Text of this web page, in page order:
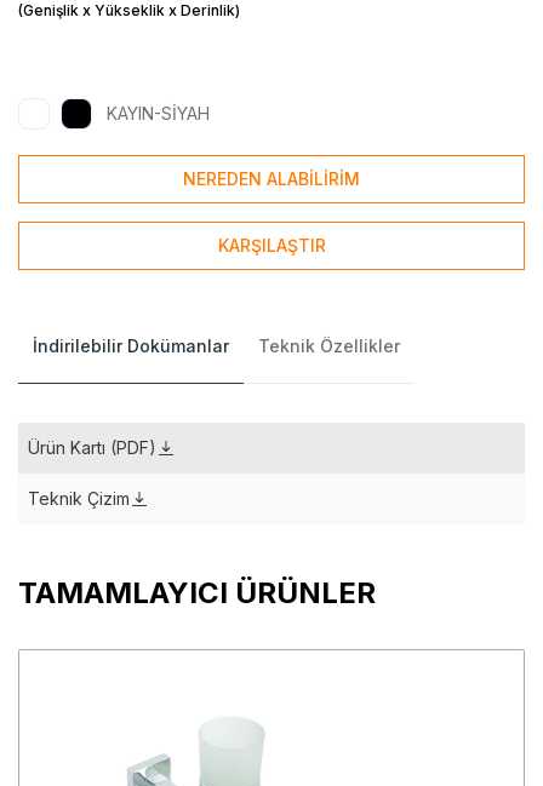
(Genişlik x Yükseklik x Derinlik)
KAYIN-SİYAH
NEREDEN ALABİLİRİM
KARŞILAŞTIR
İndirilebilir Dokümanlar Teknik Özellikler
Ürün Kartı (PDF)
Teknik Çizim
TAMAMLAYICI ÜRÜNLER